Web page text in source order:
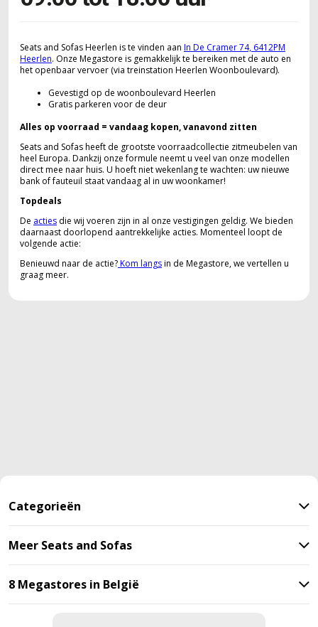
Seats and Sofas Heerlen is te vinden aan In De Cramer 74, 6412PM
Heerlen. Onze Megastore is gemakkelijk te bereiken met de auto en
het openbaar vervoer (via treinstation Heerlen Woonboulevard).
Gevestigd op de woonboulevard Heerlen
Gratis parkeren voor de deur
Alles op voorraad = vandaag kopen, vanavond zitten
Seats and Sofas heeft de grootste voorraadcollectie zitmeubelen van
heel Europa. Dankzij onze formule neemt u veel van onze modellen
direct mee naar huis. U hoeft niet wekenlang te wachten: uw nieuwe
bank of fauteuil staat vandaag al in uw woonkamer!
Topdeals
De acties die wij voeren zijn in al onze vestigingen geldig. We bieden
daarnaast doorlopend aantrekkelijke acties. Momenteel loopt de
volgende actie:
Benieuwd naar de actie?Kom langsin de Megastore, we vertellen u
graag meer.
Categorieën
Meer Seats and Sofas
8 Megastores in België